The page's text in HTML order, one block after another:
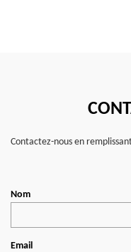
Contactez-nous en
Nom
Email